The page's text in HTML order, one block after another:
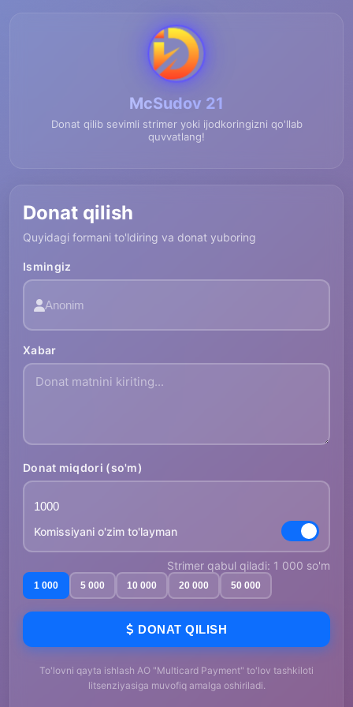
McSudov 21
Donat qilib sevimli strimer yoki ijodkoringizni qo'llab
quvvatlang!
Donat qilish
Quyidagi formani to'ldiring va donat yuboring
Ismingiz
Xabar
Donat miqdori (so'm)
Komissiyani o'zim to'layman
Strimer qabul qiladi: 1 000 so'm
1 000 5 000 10 000 20 000 50 000
DONAT QILISH
To'lovni qayta ishlash AO "Multicard Payment" to'lov tashkiloti
litsenziyasiga muvofiq amalga oshiriladi.